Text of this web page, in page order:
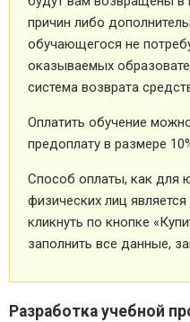
причин либо
обучающегося не
оказываемых
система возврата
Оплатить обучение
предоплату в размере
Способ оплаты, как для
физических лиц
кликнуть по кнопке
заполнить все данные,
Разработка учебной